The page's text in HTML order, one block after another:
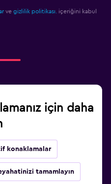
ve gizlilik politikası.
içeriğini kabul
için daha
konaklamalar
tamamlayın